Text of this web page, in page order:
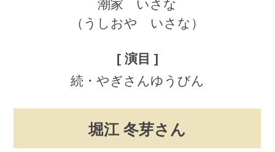
潮家 いさな
（うしおや いさな）
続・やぎさんゆうびん
堀江 冬芽さん